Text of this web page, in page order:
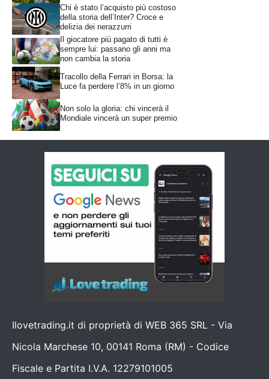
Chi è stato l’acquisto più costoso
della storia dell’Inter? Croce e
delizia dei nerazzurri
Il giocatore più pagato di tutti è
sempre lui: passano gli anni ma
non cambia la storia
Tracollo della Ferrari in Borsa: la
Luce fa perdere l’8% in un giorno
Non solo la gloria: chi vincerà il
Mondiale vincerà un super premio
Ilovetrading.it di proprietà di WEB 365 SRL - Via
Nicola Marchese 10, 00141 Roma (RM) - Codice
Fiscale e Partita I.V.A. 12279101005